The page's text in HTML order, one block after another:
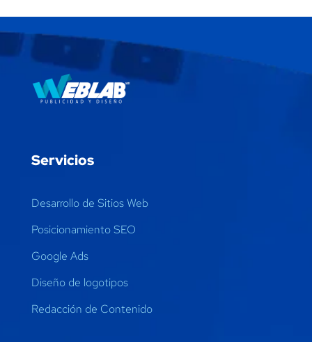
Servicios
Desarrollo de Sitios Web
Posicionamiento SEO
Google Ads
Diseño de logotipos
Redacción de Contenido